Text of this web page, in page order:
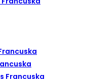
Francuska